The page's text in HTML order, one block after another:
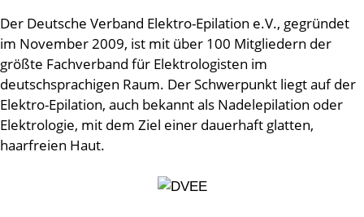
Der Deutsche Verband Elektro-Epilation e.V., gegründet
im November 2009, ist mit über 100 Mitgliedern der
größte Fachverband für Elektrologisten im
deutschsprachigen Raum. Der Schwerpunkt liegt auf der
Elektro-Epilation, auch bekannt als Nadelepilation oder
Elektrologie, mit dem Ziel einer dauerhaft glatten,
haarfreien Haut.